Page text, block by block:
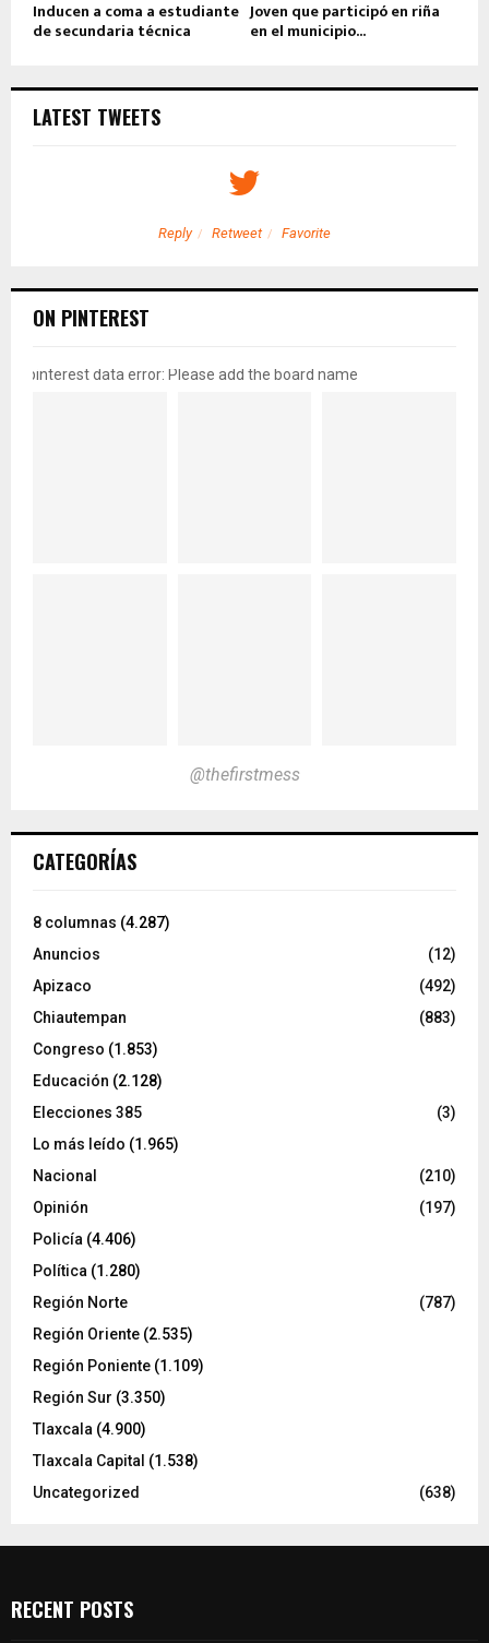
Inducen a coma a estudiante
de secundaria técnica
Joven que participó en riña
en el municipio...
LATEST TWEETS
Reply Retweet Favorite
ON PINTEREST
pinterest data error: Please add the board name
@thefirstmess
CATEGORÍAS
8 columnas (4.287)
Anuncios
(12)
Apizaco
(492)
Chiautempan
(883)
Congreso (1.853)
Educación (2.128)
Elecciones 385
(3)
Lo más leído (1.965)
Nacional
(210)
Opinión
(197)
Policía (4.406)
Política (1.280)
Región Norte
(787)
Región Oriente (2.535)
Región Poniente (1.109)
Región Sur (3.350)
Tlaxcala (4.900)
Tlaxcala Capital (1.538)
Uncategorized
(638)
RECENT POSTS